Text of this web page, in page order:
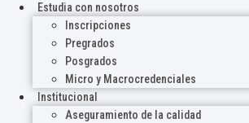
Estudia con nosotros
Inscripciones
Pregrados
Posgrados
Micro y Macrocredenciales
Institucional
Aseguramiento de la calidad